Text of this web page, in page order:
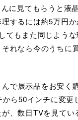
に見てもらうと液
するには約5万円
てもまた同じよう
れなら今のうちに
で展示品をお安く
から50インチに変更
、数日TVを見てい